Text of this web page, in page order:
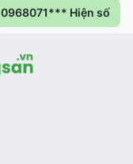
0968071*** Hiện số